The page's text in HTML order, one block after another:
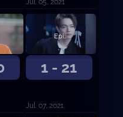
Jul. 05, 2021
1 - 21
Episodio 21
Jul. 07, 2021